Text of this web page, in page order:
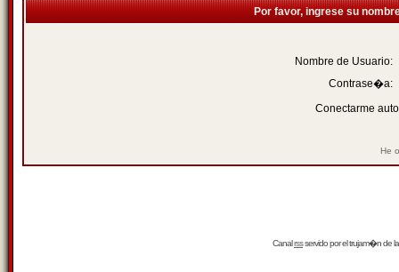
Por favor, ingrese su
Nombre de Usuario:
Contrase�a:
Conectarme
He
Canalrssservido por eltrujam�nde